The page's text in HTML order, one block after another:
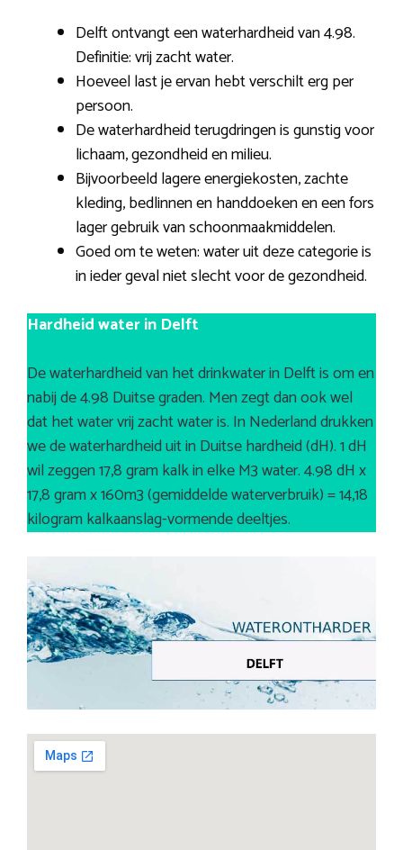
Delft ontvangt een waterhardheid van 4.98.
Definitie: vrij zacht water.
Hoeveel last je ervan hebt verschilt erg per
persoon.
De waterhardheid terugdringen is gunstig voor
lichaam, gezondheid en milieu.
Bijvoorbeeld lagere energiekosten, zachte
kleding, bedlinnen en handdoeken en een fors
lager gebruik van schoonmaakmiddelen.
Goed om te weten: water uit deze categorie is
in ieder geval niet slecht voor de gezondheid.
Hardheid water in Delft
De waterhardheid van het drinkwater in Delft is om en
nabij de 4.98 Duitse graden. Men zegt dan ook wel
dat het water vrij zacht water is. In Nederland drukken
we de waterhardheid uit in Duitse hardheid (dH). 1 dH
wil zeggen 17,8 gram kalk in elke M3 water. 4.98 dH x
17,8 gram x 160m3 (gemiddelde waterverbruik) = 14,18
kilogram kalkaanslag-vormende deeltjes.